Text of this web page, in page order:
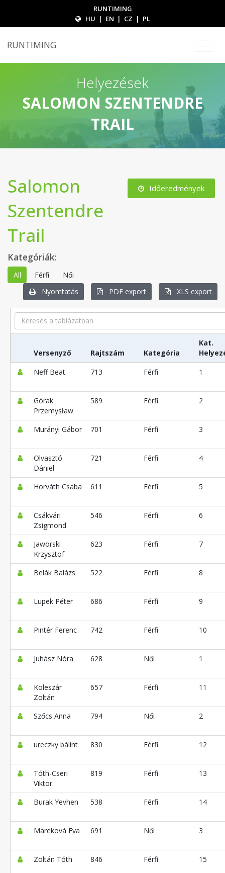
RUNTIMING
HU | EN | CZ | PL
RUNTIMING
Helyezések
SALOMON SZENTENDRE
TRAIL
Időeredmények
Salomon
Szentendre
Trail
Kategóriák:
All Férfi
Női
Nyomtatás
PDF export XLS export
Search
Versenyző Rajtszám Kategória
Kat.
Neff Beat
713 Férfi 1
Górak
Przemysław
589 Férfi 2
Murányi Gábor 701 Férfi 3
Olvasztó
Dániel
721 Férfi 4
Horváth Csaba 611 Férfi 5
Csákvári
Zsigmond
546 Férfi 6
Jaworski
Krzysztof
623 Férfi 7
Belák Balázs 522 Férfi 8
Lupek Péter 686 Férfi 9
Pintér Ferenc 742 Férfi 10
Juhász Nóra 628 Női 1
Koleszár
Zoltán
657 Férfi 11
Szőcs Anna 794 Női 2
ureczky bálint 830 Férfi 12
Tóth-Cseri
Viktor
819 Férfi 13
Burak Yevhen 538 Férfi 14
Mareková Eva 691 Női 3
Zoltán Tóth 846 Férfi 15